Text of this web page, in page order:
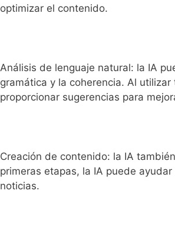
optimizar el contenido.
Análisis de lenguaje natural: la IA
gramática y la coherencia. Al
proporcionar sugerencias para
Creación de contenido: la IA
primeras etapas, la IA puede
noticias.